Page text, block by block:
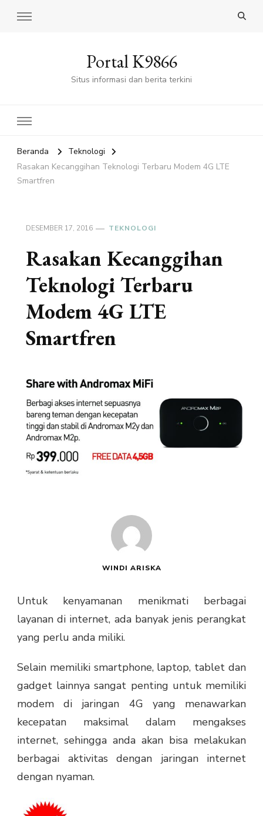
Portal K9866
Situs informasi dan berita terkini
Beranda
Teknologi
Rasakan Kecanggihan Teknologi Terbaru Modem 4G LTE
Smartfren
DESEMBER 17, 2016 TEKNOLOGI
Rasakan Kecanggihan
Teknologi Terbaru
Modem 4G LTE
Smartfren
WINDI ARISKA
Untuk kenyamanan menikmati berbagai
layanan di internet, ada banyak jenis perangkat
yang perlu anda miliki.
Selain memiliki smartphone, laptop, tablet dan
gadget lainnya sangat penting untuk memiliki
modem di jaringan 4G yang menawarkan
kecepatan maksimal dalam mengakses
internet, sehingga anda akan bisa melakukan
berbagai aktivitas dengan jaringan internet
dengan nyaman.